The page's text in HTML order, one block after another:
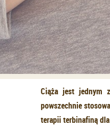
Ciąża jest jednym
powszechnie
terapii terbinafiną